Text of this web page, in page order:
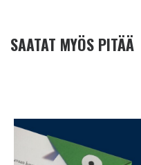
SAATAT MYÖS PITÄÄ